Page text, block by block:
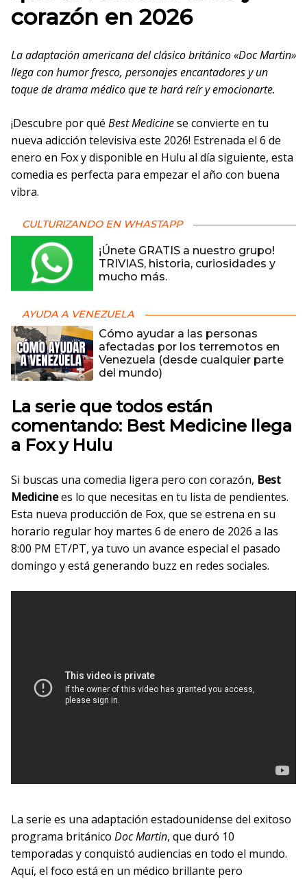
corazón en 2026
La adaptación americana del clásico británico «Doc Martin»
llega con humor fresco, personajes encantadores y un
toque de drama médico que te hará reír y emocionarte.
¡Descubre por qué Best Medicinese convierte en tu
nueva adicción televisiva este 2026! Estrenada el 6 de
enero en Fox y disponible en Hulu al día siguiente, esta
comedia es perfecta para empezar el año con buena
vibra.
CULTURIZANDO EN WHASTAPP
¡Únete GRATIS a nuestro grupo!
TRIVIAS, historia, curiosidades y
mucho más.
AYUDA A VENEZUELA
Cómo ayudar a las personas
afectadas por los terremotos en
Venezuela (desde cualquier parte
del mundo)
La serie que todos están
comentando: Best Medicine llega
a Fox y Hulu
Si buscas una comedia ligera pero con corazón, Best
Medicinees lo que necesitas en tu lista de pendientes.
Esta nueva producción de Fox, que se estrena en su
horario regular hoy martes 6 de enero de 2026 a las
8:00 PM ET/PT, ya tuvo un avance especial el pasado
domingo y está generando buzz en redes sociales.
La serie es una adaptación estadounidense del exitoso
programa británico Doc Martin, que duró 10
temporadas y conquistó audiencias en todo el mundo.
Aquí, el foco está en un médico brillante pero